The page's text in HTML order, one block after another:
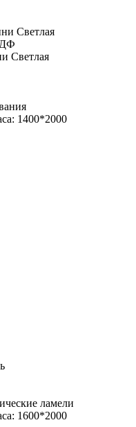
Светлая
Светлая
: 1400*2000
ламели
: 1600*2000